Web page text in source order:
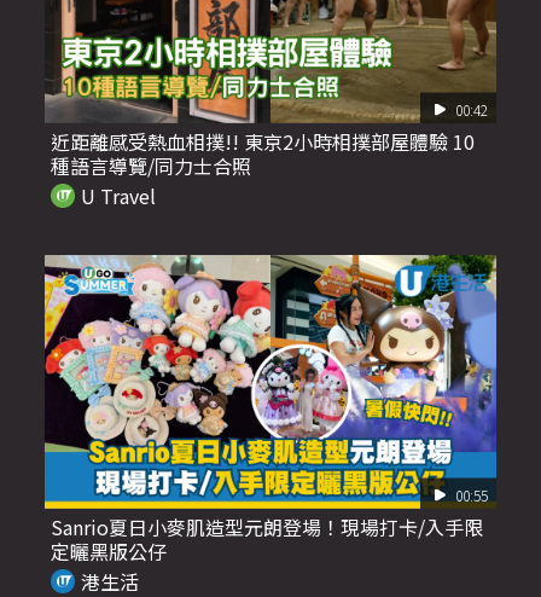
00:42
近距離感受熱血相撲!! 東京2小時相撲部屋體驗 10
種語言導覽/同力士合照
U Travel
00:55
Sanrio夏日小麥肌造型元朗登場！現場打卡/入手限
定曬黑版公仔
港生活